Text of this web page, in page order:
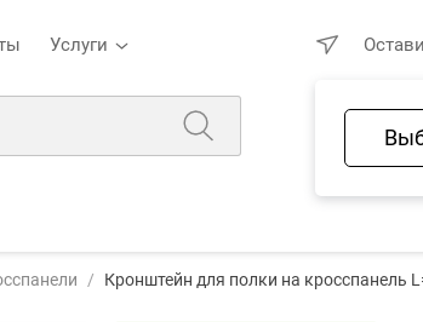
Услуги
308 ₽
− 2.2%
Кронштейн для полки на кросспанель